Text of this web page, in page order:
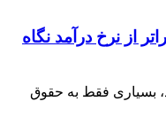
از نرخ درآمد نگاه
بسیاری فقط به حقوق